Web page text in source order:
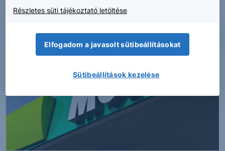
Részletes süti tájékoztató letöltése
Elfogadom a javasolt sütibeállításokat
Sütibeállítások kezelése